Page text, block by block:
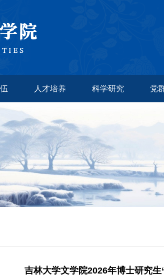
人才培养 科学研究 党
吉林大学文学院2026年博士研究